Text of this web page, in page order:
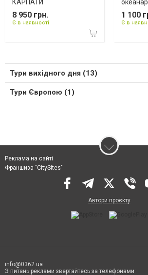
КАРПАТИ
8 950 грн.
Є в наявності
1 100
Є в
Тури вихідного дня (13)
Тури Європою (1)
Реклама на сайті
Франшиза "CitySites"
Автори проєкту
info@0362.ua
З питань реклами звертайтесь за телефонами: